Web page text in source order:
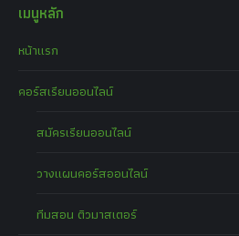
เมนูหลัก
หน้าแรก
คอร์สเรียนออนไลน์
สมัครเรียนออนไลน์
วางแผนคอร์สออนไลน์
ทีมสอน ติวมาสเตอร์